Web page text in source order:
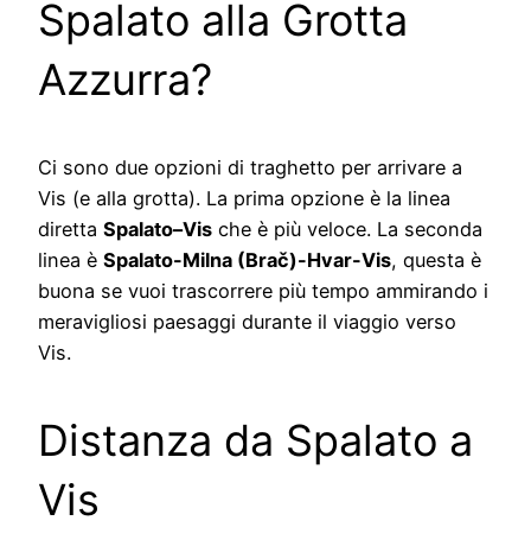
Spalato alla Grotta
Azzurra?
Ci sono due opzioni di traghetto per arrivare a
Vis (e alla grotta). La prima opzione è la linea
diretta Spalato–Vis che è più veloce. La seconda
linea è Spalato-Milna (Brač)-Hvar-Vis, questa è
buona se vuoi trascorrere più tempo ammirando i
meravigliosi paesaggi durante il viaggio verso
Vis.
Distanza da Spalato a
Vis